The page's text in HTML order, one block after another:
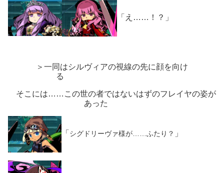
「え……！？」
＞一同はシルヴィアの視線の先に顔を向け
る
そこには……この世の者ではないはずのフレイヤの姿が
あった
「 シグドリーヴァ様が……ふたり？ 」